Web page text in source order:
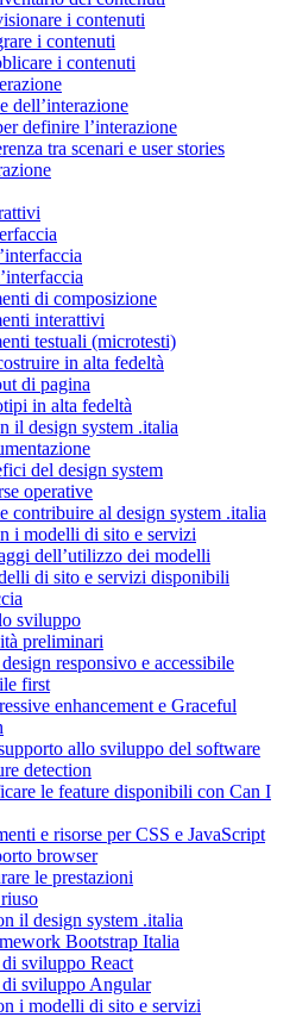
i contenuti
i contenuti
i contenuti
dell’interazione
definire l’interazione
tra scenari e user stories
di composizione
interattivi
testuali (microtesti)
in alta fedeltà
di pagina
in alta fedeltà
il design system .italia
del design system
operative
contribuire al design system .italia
i modelli di sito e servizi
dell’utilizzo dei modelli
di sito e servizi disponibili
sviluppo
preliminari
responsivo e accessibile
first
enhancement e Graceful
allo sviluppo del software
detection
le feature disponibili con Can I
e risorse per CSS e JavaScript
browser
le prestazioni
il design system .italia
Bootstrap Italia
sviluppo React
sviluppo Angular
i modelli di sito e servizi